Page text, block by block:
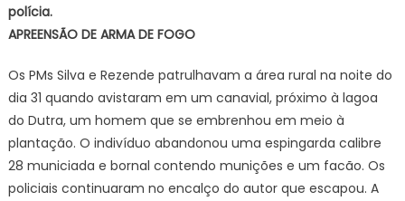
polícia.
APREENSÃO DE ARMA DE FOGO
Os PMs Silva e Rezende patrulhavam a área rural na noite do
dia 31 quando avistaram em um canavial, próximo à lagoa
do Dutra, um homem que se embrenhou em meio à
plantação. O indivíduo abandonou uma espingarda calibre
28 municiada e bornal contendo munições e um facão. Os
policiais continuaram no encalço do autor que escapou. A